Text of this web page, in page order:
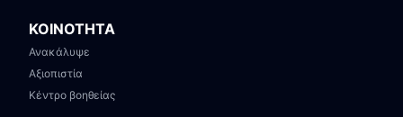
ΚΟΙΝΟΤΗΤΑ
Ανακάλυψε
Αξιοπιστία
Κέντρο βοηθείας